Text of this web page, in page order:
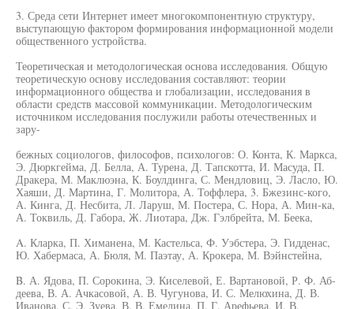
3. Среда сети Интернет имеет многокомпонентную структуру,
выступающую фактором формирования информационной модели
общественного устройства.
Теоретическая и методологическая основа исследования. Общую
теоретическую основу исследования составляют: теории
информационного общества и глобализации, исследования в
области средств массовой коммуникации. Методологическим
источником исследования послужили работы отечественных и
зару-
бежных социологов, философов, психологов: О. Конта, К. Маркса,
Э. Дюркгейма, Д. Белла, А. Турена, Д. Тапскотта, И. Масуда, П.
Дракера, М. Маклюэна, К. Боулдинга, С. Мендловиц, Э. Ласло, Ю.
Хаяши, Д. Мартина, Г. Молитора, А. Тоффлера, 3. Бжезинс-кого,
А. Кинга, Д. Несбита, Л. Ларуш, М. Постера, С. Нора, А. Мин-ка,
А. Токвиль, Д. Габора, Ж. Лиотара, Дж. Гэлбрейта, М. Беека,
A. Кларка, П. Химанена, М. Кастельса, Ф. Уэбстера, Э. Гидденас,
Ю. Хабермаса, А. Бюля, М. Паэтау, А. Крокера, М. Вэйнстейна,
B. А. Ядова, П. Сорокина, Э. Киселевой, Е. Вартановой, Р. Ф. Аб-
деева, В. А. Ачкасовой, А. В. Чугунова, И. С. Мелюхина, Д. В.
Иванова, С. Э. Зуева, В. В. Емелина, П. Г. Арефьева, И. В.